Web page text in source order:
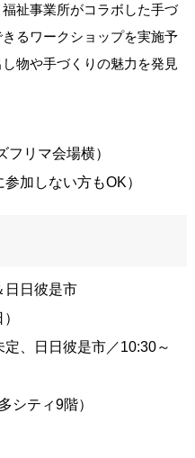
祉事業所がコラボした手づ
るワークショップを実施予
物や手づくりの魅力を発見
リマ会場横）
加しない方もOK）
日日彼是市
定、日日彼是市／10:30～
シティ9階）